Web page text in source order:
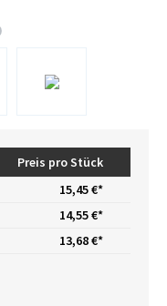
Preis pro Stück
15,45 €*
14,55 €*
13,68 €*